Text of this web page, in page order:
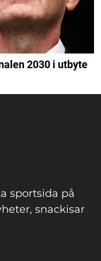
2030 i utbyte
sportsida på
snackisar